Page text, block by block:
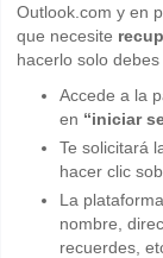
Outlook.com y en
que necesite
hacerlo solo
Accede a la
en “iniciar
Te solicitará
hacer clic
La
nombre,
recuerdes,